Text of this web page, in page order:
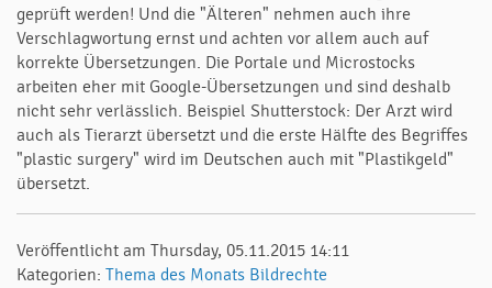
geprüft werden! Und die "Älteren" nehmen auch ihre
Verschlagwortung ernst und achten vor allem auch auf
korrekte Übersetzungen. Die Portale und Microstocks
arbeiten eher mit Google-Übersetzungen und sind deshalb
nicht sehr verlässlich. Beispiel Shutterstock: Der Arzt wird
auch als Tierarzt übersetzt und die erste Hälfte des Begriffes
"plastic surgery" wird im Deutschen auch mit "Plastikgeld"
übersetzt.
Veröffentlicht am Thursday, 05.11.2015 14:11
Kategorien: Thema des Monats Bildrechte